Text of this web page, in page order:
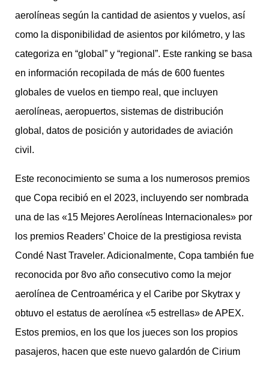
aerolíneas según la cantidad de asientos y vuelos, así
como la disponibilidad de asientos por kilómetro, y las
categoriza en “global” y “regional”. Este ranking se basa
en información recopilada de más de 600 fuentes
globales de vuelos en tiempo real, que incluyen
aerolíneas, aeropuertos, sistemas de distribución
global, datos de posición y autoridades de aviación
civil.
Este reconocimiento se suma a los numerosos premios
que Copa recibió en el 2023, incluyendo ser nombrada
una de las «15 Mejores Aerolíneas Internacionales» por
los premios Readers’ Choice de la prestigiosa revista
Condé Nast Traveler. Adicionalmente, Copa también fue
reconocida por 8vo año consecutivo como la mejor
aerolínea de Centroamérica y el Caribe por Skytrax y
obtuvo el estatus de aerolínea «5 estrellas» de APEX.
Estos premios, en los que los jueces son los propios
pasajeros, hacen que este nuevo galardón de Cirium